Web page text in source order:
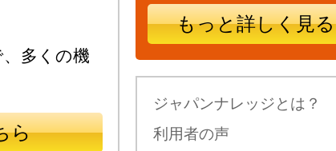
多くの機
ら
もっと詳しく見る
ジャパンナレッジとは？
利用者の声